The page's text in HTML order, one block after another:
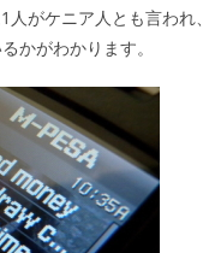
がケニア人とも言われ、
かがわかります。